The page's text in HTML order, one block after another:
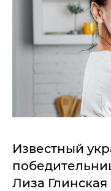
Известный
Лиза Глинская